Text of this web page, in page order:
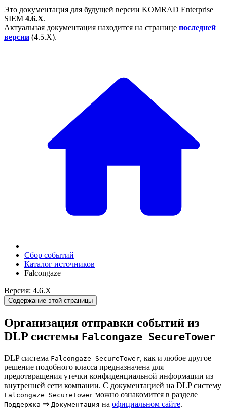
Это документация для будущей версии KOMRAD Enterprise
SIEM 4.6.X.
Актуальная документация находится на странице последней
версии (4.5.X).
Сбор событий
Каталог источников
Falcongaze
Версия: 4.6.X
Содержание этой страницы
Организация отправки событий из
DLP системы Falcongaze SecureTower
DLP система Falcongaze SecureTower, как и любое другое
решение подобного класса предназначена для
предотвращения утечки конфиденциальной информации из
внутренней сети компании. С документацией на DLP систему
Falcongaze SecureTower можно ознакомится в разделе
Поддержка ⇒ Документация на официальном сайте.